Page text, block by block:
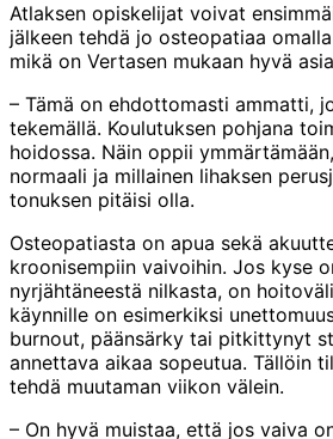
Atlaksen opiskelijat voivat
jälkeen tehdä jo osteopatiaa
mikä on Vertasen mukaan hyvä
– Tämä on ehdottomasti ammatti,
tekemällä. Koulutuksen pohjana
hoidossa. Näin oppii
normaali ja millainen lihaksen
tonuksen pitäisi olla.
Osteopatiasta on apua sekä
kroonisempiin vaivoihin. Jos kyse
nyrjähtäneestä nilkasta, on
käynnille on esimerkiksi
burnout, päänsärky tai pitkittynyt
annettava aikaa sopeutua. Tällöin
tehdä muutaman viikon välein.
– On hyvä muistaa, että jos vaiva